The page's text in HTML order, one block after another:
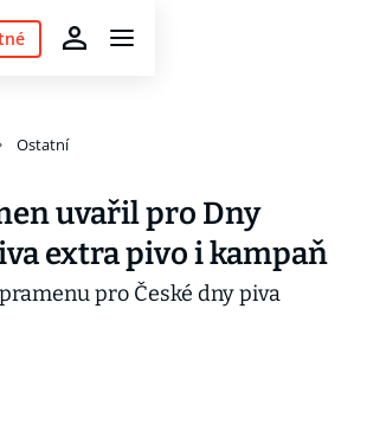
Ostatní
uvařil pro Dny
extra pivo i kampaň